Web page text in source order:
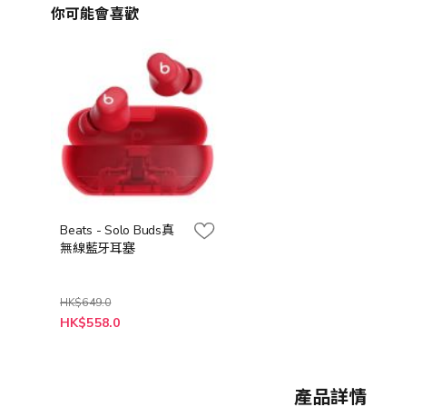
你可能會喜歡
Beats - Solo Buds真
無線藍牙耳塞
HK$649.0
HK$558.0
產品詳情